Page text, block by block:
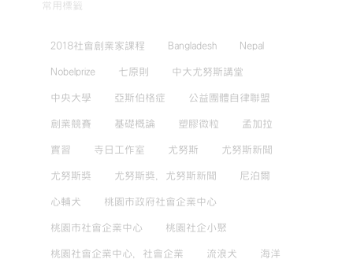
常用標籤
2018社會創業家課程 Bangladesh Nepal
Nobelprize 七原則 中大尤努斯講堂
中央大學 亞斯伯格症 公益團體自律聯盟
創業競賽 基礎概論 塑膠微粒 孟加拉
實習 寺日工作室 尤努斯 尤努斯新聞
尤努斯獎 尤努斯獎，尤努斯新聞 尼泊爾
心輔犬 桃園市政府社會企業中心
桃園市社會企業中心 桃園社企小聚
桃園社會企業中心，社會企業 流浪犬 海洋